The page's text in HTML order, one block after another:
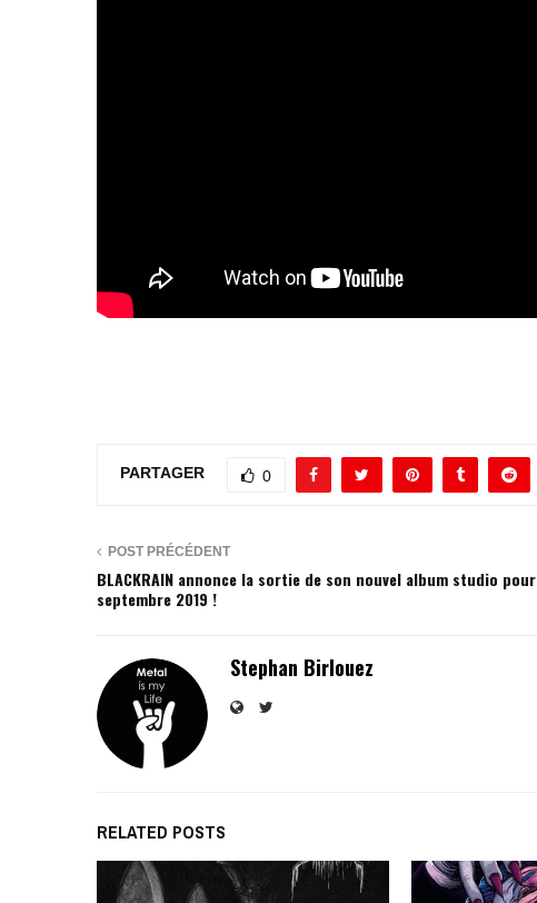
PARTAGER 0
POST PRÉCÉDENT
BLACKRAIN annonce la sortie de son nouvel album studio pour
septembre 2019 !
Stephan Birlouez
RELATED POSTS